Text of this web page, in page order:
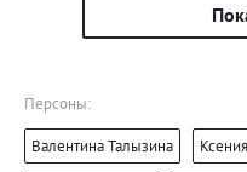
Персоны:
Валентина Талызина